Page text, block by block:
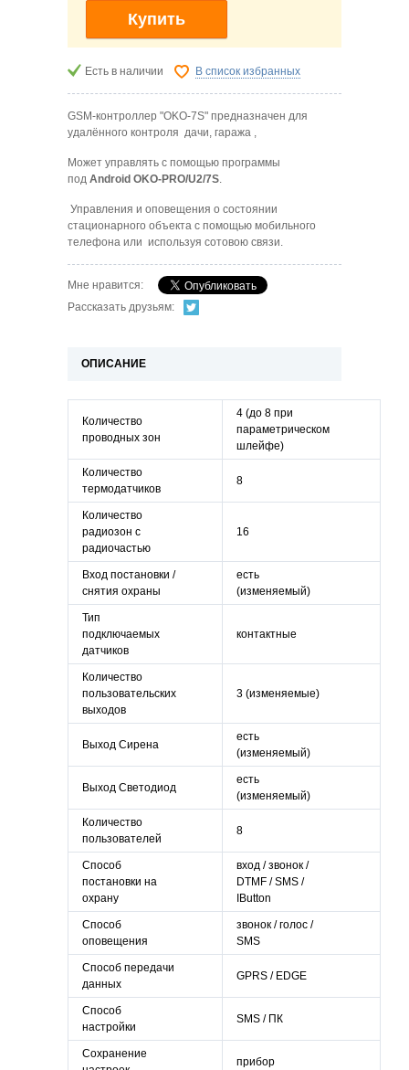
Купить
Есть в наличии В список избранных
GSM-контроллер "OKO-7S" предназначен для
удалённого контроля дачи, гаража ,
Может управлять с помощью программы
под Android OKO-PRO/U2/7S.
Управления и оповещения о состоянии
стационарного объекта с помощью мобильного
телефона или используя сотовою связи.
Мне нравится:
Рассказать друзьям:
ОПИСАНИЕ
Количество
проводных зон
4 (до 8 при
параметрическом
шлейфе)
Количество
термодатчиков
8
Количество
радиозон с
радиочастью
16
Вход постановки /
снятия охраны
есть
(изменяемый)
Тип
подключаемых
датчиков
контактные
Количество
пользовательских
выходов
3 (изменяемые)
Выход Сирена
есть
(изменяемый)
Выход Светодиод
есть
(изменяемый)
Количество
пользователей
8
Способ
постановки на
охрану
вход / звонок /
DTMF / SMS /
IButton
Способ
оповещения
звонок / голос /
SMS
Способ передачи
данных
GPRS / EDGE
Способ
настройки
SMS / ПК
Сохранение
прибор